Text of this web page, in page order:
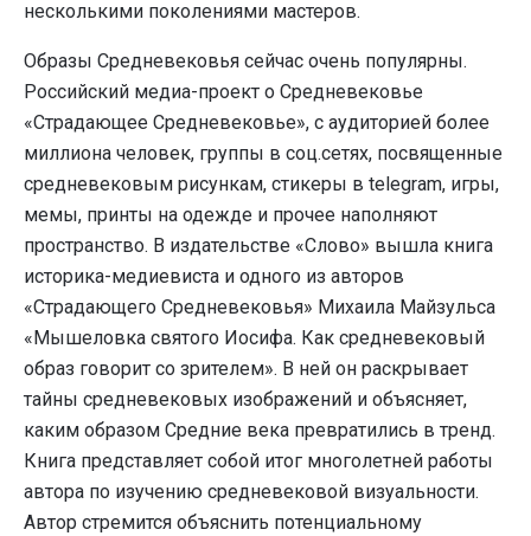
несколькими поколениями мастеров.
Образы Средневековья сейчас очень популярны.
Российский медиа-проект о Средневековье
«Страдающее Средневековье», с аудиторией более
миллиона человек, группы в соц.сетях, посвященные
средневековым рисункам, стикеры в telegram, игры,
мемы, принты на одежде и прочее наполняют
пространство. В издательстве «Слово» вышла книга
историка-медиевиста и одного из авторов
«Страдающего Средневековья» Михаила Майзульса
«Мышеловка святого Иосифа. Как средневековый
образ говорит со зрителем». В ней он раскрывает
тайны средневековых изображений и объясняет,
каким образом Средние века превратились в тренд.
Книга представляет собой итог многолетней работы
автора по изучению средневековой визуальности.
Автор стремится объяснить потенциальному